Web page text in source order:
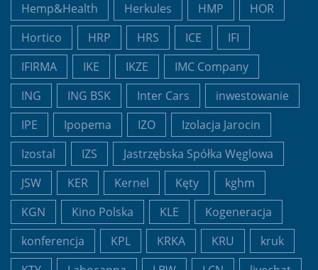
Hemp&Health
Herkules HMP
HOR
Hortico
HRP HRS ICE
IFI
IFIRMA
IKE IKZE
IMC Company
ING
ING BSK Inter Cars
inwestowanie
IPE
Ipopema IZO
Izolacja Jarocin
Izostal
IZS
Jastrzębska Spółka Węglowa
JSW
KER Kernel Kęty
kghm
KGN
Kino Polska KLE
Kogeneracja
konferencja
KPL KRKA KRU
kruk